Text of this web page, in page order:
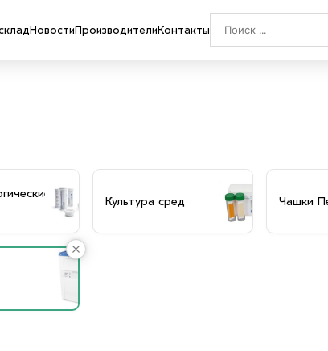
НовостиПроизводителиКонтакты
Культура сред Чашки